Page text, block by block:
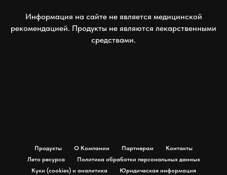
Информация на сайте не является медицинской
рекомендацией. Продукты не являются лекарственными
средствами.
Продукты О Компании Партнерам
Контакты
Лето ресурса
Политика обработки персональных данных
Куки (cookies) и аналитика
Юридическая информация